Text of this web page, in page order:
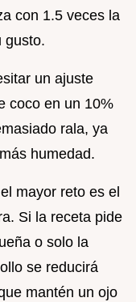
con 1.5 veces la
gusto.
un ajuste
coco en un 10%
rala, ya
humedad.
mayor reto es el
Si la receta pide
o solo la
se reducirá
mantén un ojo